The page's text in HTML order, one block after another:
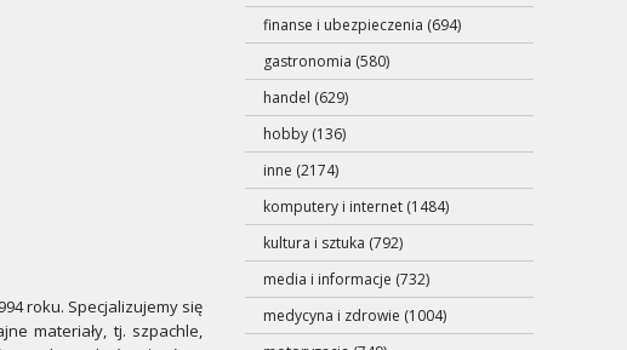
roku. Specjalizujemy się
materiały, tj. szpachle,
finanse i ubezpieczenia (694)
gastronomia (580)
handel (629)
hobby (136)
inne (2174)
komputery i internet (1484)
kultura i sztuka (792)
media i informacje (732)
medycyna i zdrowie (1004)